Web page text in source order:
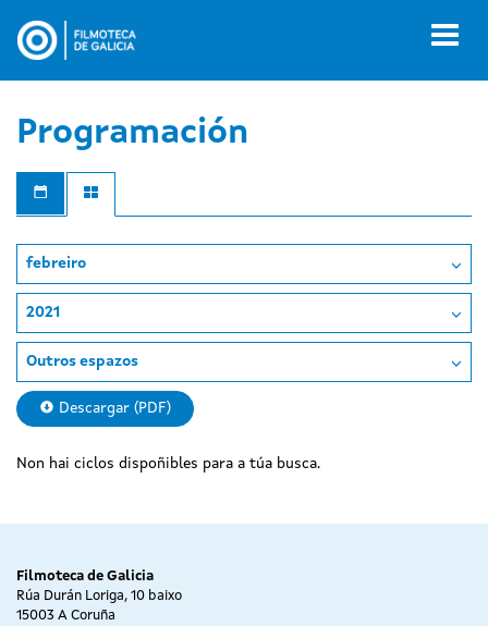
contido
Programación
febreiro
2021
Outros espazos
Descargar (PDF)
Non hai ciclos dispoñibles para a túa busca.
Filmoteca de Galicia
Rúa Durán Loriga, 10 baixo
15003 A Coruña